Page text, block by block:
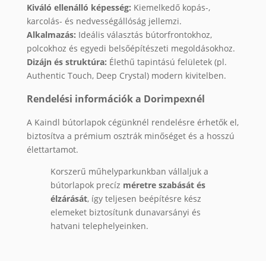
Kiváló ellenálló képesség: Kiemelkedő kopás-,
karcolás- és nedvességállóság jellemzi.
Alkalmazás: Ideális választás bútorfrontokhoz,
polcokhoz és egyedi belsőépítészeti megoldásokhoz.
Dizájn és struktúra: Élethű tapintású felületek (pl.
Authentic Touch, Deep Crystal) modern kivitelben.
Rendelési információk a Dorimpexnél
A Kaindl bútorlapok cégünknél rendelésre érhetők el,
biztosítva a prémium osztrák minőséget és a hosszú
élettartamot.
Korszerű műhelyparkunkban vállaljuk a
bútorlapok precíz méretre szabását és
élzárását, így teljesen beépítésre kész
elemeket biztosítunk dunavarsányi és
hatvani telephelyeinken.